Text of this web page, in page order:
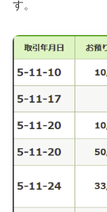
す。